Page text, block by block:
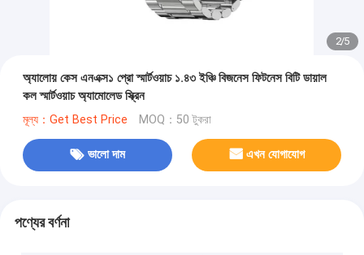
2/5
অ্যালোয় কেস এনএক্স১ প্রো স্মার্টওয়াচ ১.৪৩ ইঞ্চি বিজনেস ফিটনেস বিটি ডায়াল
কল স্মার্টওয়াচ অ্যামোলেড স্ক্রিন
মূল্য：Get Best Price MOQ：50 টুকরা
ভালো দাম এখন যোগাযোগ
পণ্যের বর্ণনা